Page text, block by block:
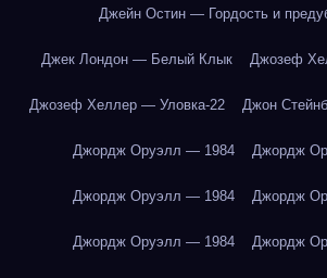
Джейн Остин — Гордость и
Джек Лондон — Белый Клык Джозеф
Джозеф Хеллер — Уловка-22 Джон
Джордж Оруэлл — 1984 Джордж
Джордж Оруэлл — 1984 Джордж
Джордж Оруэлл — 1984 Джордж